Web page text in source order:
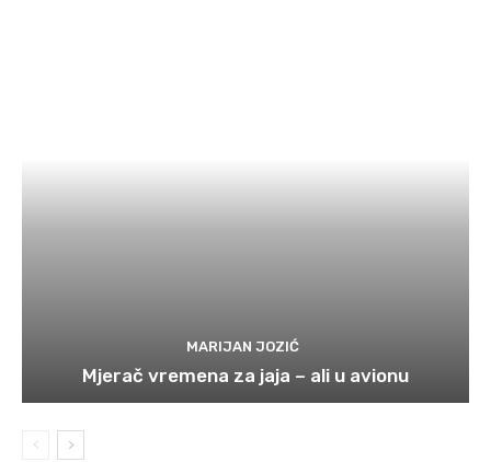
MARIJAN JOZIĆ
Mjerač vremena za jaja – ali u avionu